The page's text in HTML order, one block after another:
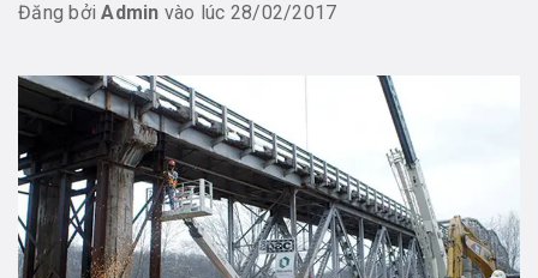
Đăng bởiAdmin vào lúc 28/02/2017